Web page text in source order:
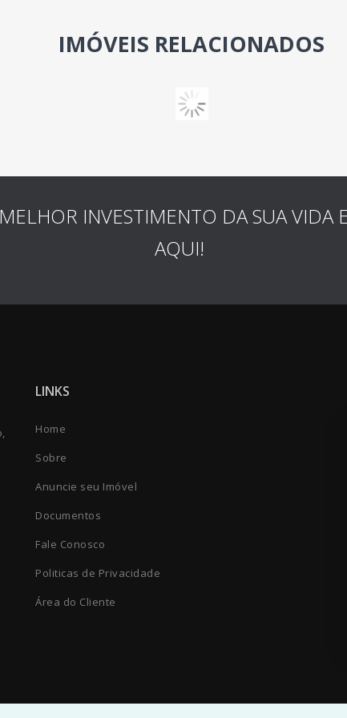
IMÓVEIS RELACIONADOS
INVESTIMENTO DA SUA VIDA
AQUI!
LINKS
Home
Sobre
Anuncie seu Imóvel
Documentos
Fale Conosco
Politicas de Privacidade
Área do Cliente